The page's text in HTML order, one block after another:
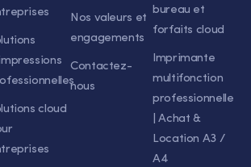
cloud
Nos valeurs et
engagements
Contactez-
nous
bureau et
forfaits cloud
Imprimante
multifonction
professionnelle
| Achat &
Location A3 /
A4